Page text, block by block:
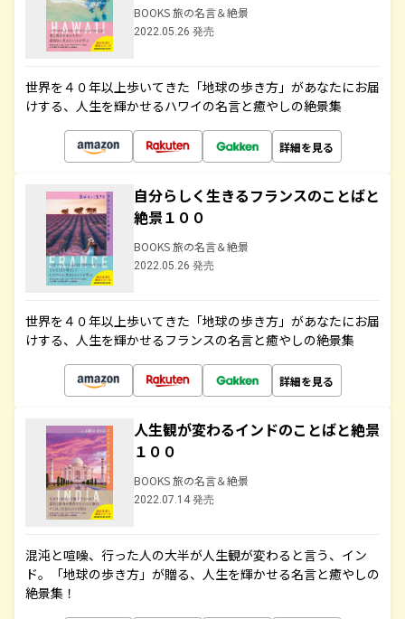
BOOKS 旅の名言＆絶景
2022.05.26 発売
世界を４０年以上歩いてきた「地球の歩き方」があなたにお届
けする、人生を輝かせるハワイの名言と癒やしの絶景集
詳細を見る
自分らしく生きるフランスのことばと
絶景１００
BOOKS 旅の名言＆絶景
2022.05.26 発売
世界を４０年以上歩いてきた「地球の歩き方」があなたにお届
けする、人生を輝かせるフランスの名言と癒やしの絶景集
詳細を見る
人生観が変わるインドのことばと絶景
１００
BOOKS 旅の名言＆絶景
2022.07.14 発売
混沌と喧噪、行った人の大半が人生観が変わると言う、イン
ド。「地球の歩き方」が贈る、人生を輝かせる名言と癒やしの
絶景集！